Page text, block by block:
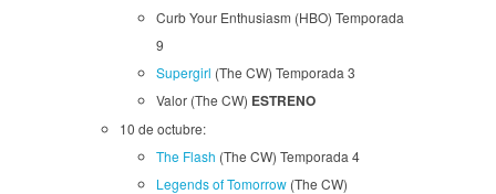
Curb Your Enthusiasm (HBO) Temporada
9
Supergirl (The CW) Temporada 3
Valor (The CW) ESTRENO
10 de octubre:
The Flash (The CW) Temporada 4
Legends of Tomorrow (The CW)